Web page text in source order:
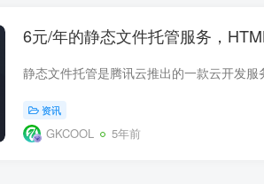
6元/年的静态文件托管服务，
资讯
GKCOOL 5年前